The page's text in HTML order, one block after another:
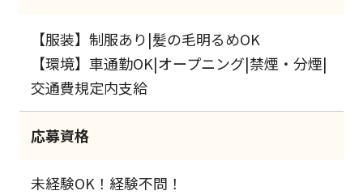
【服装】制服あり|髪の毛明るめOK
【環境】車通勤OK|オープニング|禁煙・分煙|
交通費規定内支給
応募資格
未経験OK！経験不問！